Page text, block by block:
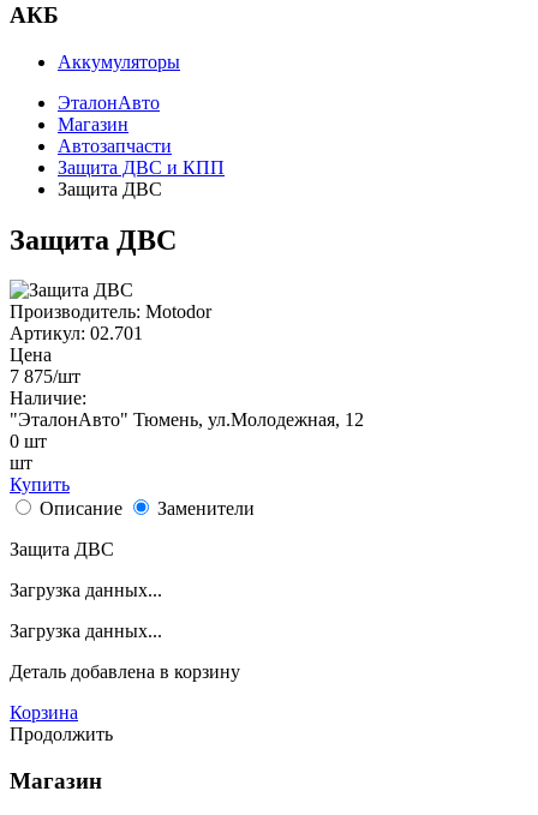
АКБ
Аккумуляторы
ЭталонАвто
Магазин
Автозапчасти
Защита ДВС и КПП
Защита ДВС
Защита ДВС
Производитель: Motodor
Артикул: 02.701
Цена
7 875/шт
Наличие:
"ЭталонАвто" Тюмень, ул.Молодежная, 12
0 шт
шт
Купить
Описание
Заменители
Защита ДВС
Загрузка данных...
Загрузка данных...
Деталь добавлена в корзину
Корзина
Продолжить
Магазин